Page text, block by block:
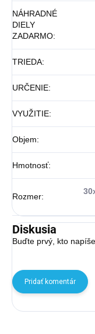
NÁHRADNÉ
DIELY
ZADARMO:
TRIEDA:
URČENIE:
VYUŽITIE:
Objem:
Hmotnosť:
Rozmer:
Diskusia
Buďte prvý, kto
Pridať komentár